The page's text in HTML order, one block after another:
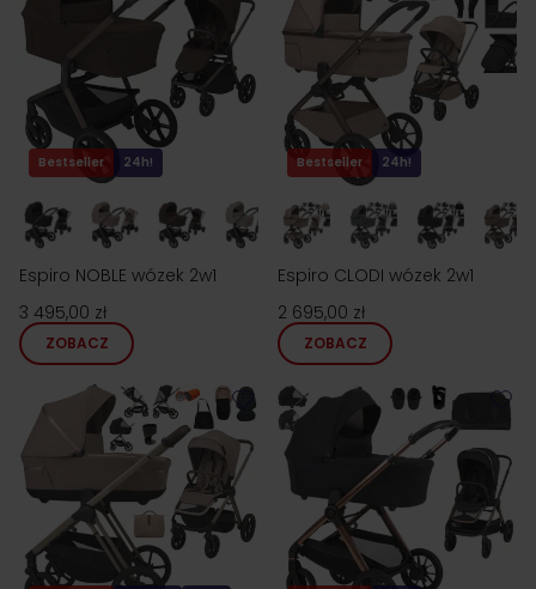
Bestseller 24h!
Espiro NOBLE wózek 2w1
3 495,00 zł
ZOBACZ
Bestseller 24h!
Espiro CLODI wózek 2w1
2 695,00 zł
ZOBACZ